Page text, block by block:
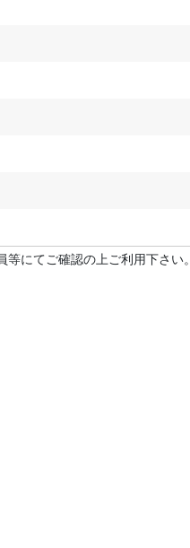
にてご確認の上ご利用下さい。